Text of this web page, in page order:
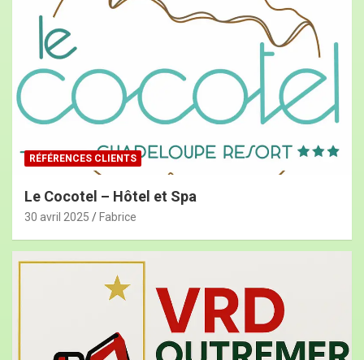
RÉFÉRENCES CLIENTS
Le Cocotel – Hôtel et Spa
30 avril 2025 Fabrice